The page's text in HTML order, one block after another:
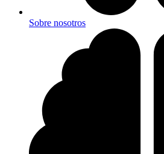
Sobre nosotros